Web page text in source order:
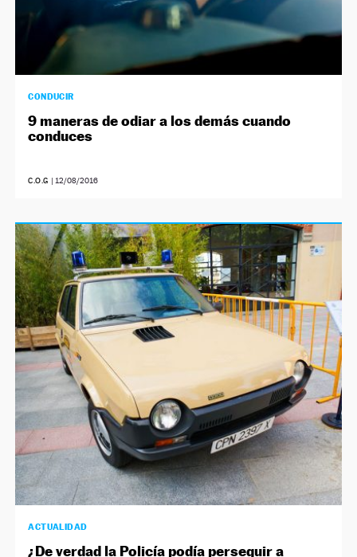
CONDUCIR
9 maneras de odiar a los demás cuando
conduces
C.O.G | 12/08/2016
ACTUALIDAD
¿De verdad la Policía podía perseguir a